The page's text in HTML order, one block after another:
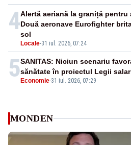
4
Locale-31 iul. 2026, 07:24
Alertă aeriană la graniță pentru
Două aeronave Eurofighter
sol
5Economie-31 iul. 2026, 07:29
SANITAS: Niciun scenariu
sănătate în proiectul Legii
MONDEN